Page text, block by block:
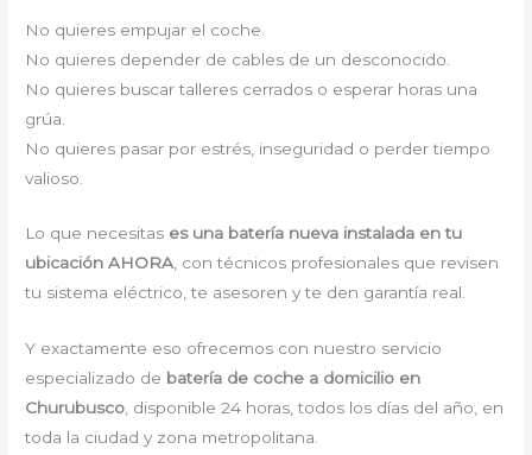
No quieres empujar el coche.
No quieres depender de cables de un desconocido.
No quieres buscar talleres cerrados o esperar horas una
grúa.
No quieres pasar por estrés, inseguridad o perder tiempo
valioso.
Lo que necesitas es una batería nueva instalada en tu
ubicación AHORA, con técnicos profesionales que revisen
tu sistema eléctrico, te asesoren y te den garantía real.
Y exactamente eso ofrecemos con nuestro servicio
especializado de batería de coche a domicilio en
Churubusco, disponible 24 horas, todos los días del año, en
toda la ciudad y zona metropolitana.